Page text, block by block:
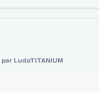
par LudoTITANIUM